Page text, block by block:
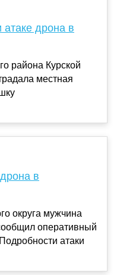
дрона в
района Курской
местная
в
округа мужчина
оперативный
атаки